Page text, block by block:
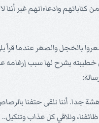
كتاباتهم وادعاءاتهم غير أننا
بالخجل والصغر عندما قرأ
خطيبته يشرح لها سبب
جدا. أننا نلقى حتفنا
ونلاقي كل عذاب وتنكيل..